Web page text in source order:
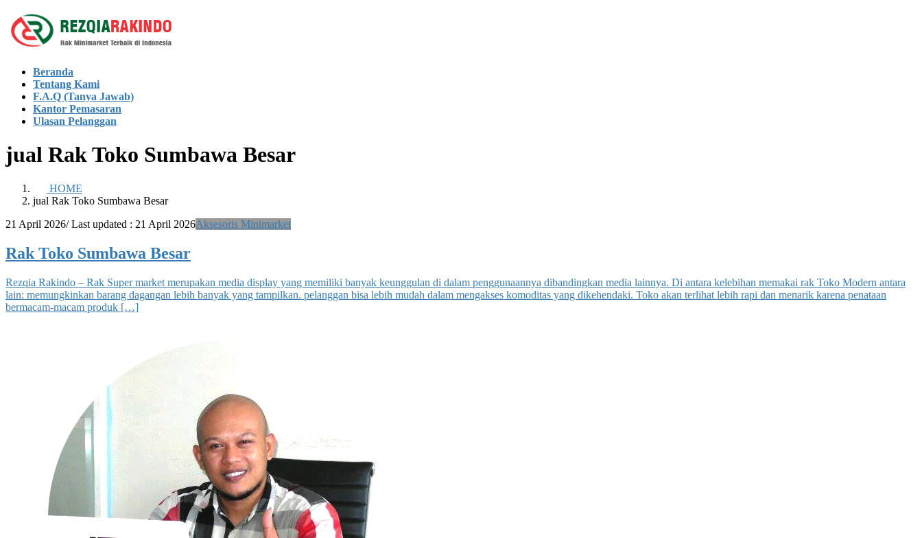
Skip
to
the
Skip
to
the
Beranda
Tentang Kami
F.A.Q (Tanya Jawab)
Kantor Pemasaran
Ulasan Pelanggan
jual Rak Toko Sumbawa Besar
HOME
jual Rak Toko Sumbawa Besar
21 April 2026/ Last updated : 21 April 2026Aksesoris Minimarket
Rak Toko Sumbawa Besar
Rezqia Rakindo – Rak Super market merupakan media display yang memiliki banyak keunggulan di dalam penggunaannya dibandingkan media lainnya. Di antara kelebihan memakai rak Toko Modern antara
lain: memungkinkan barang dagangan lebih banyak yang tampilkan. pelanggan bisa lebih mudah dalam mengakses komoditas yang dikehendaki. Toko akan terlihat lebih rapi dan menarik karena penataan
bermacam-macam produk […]